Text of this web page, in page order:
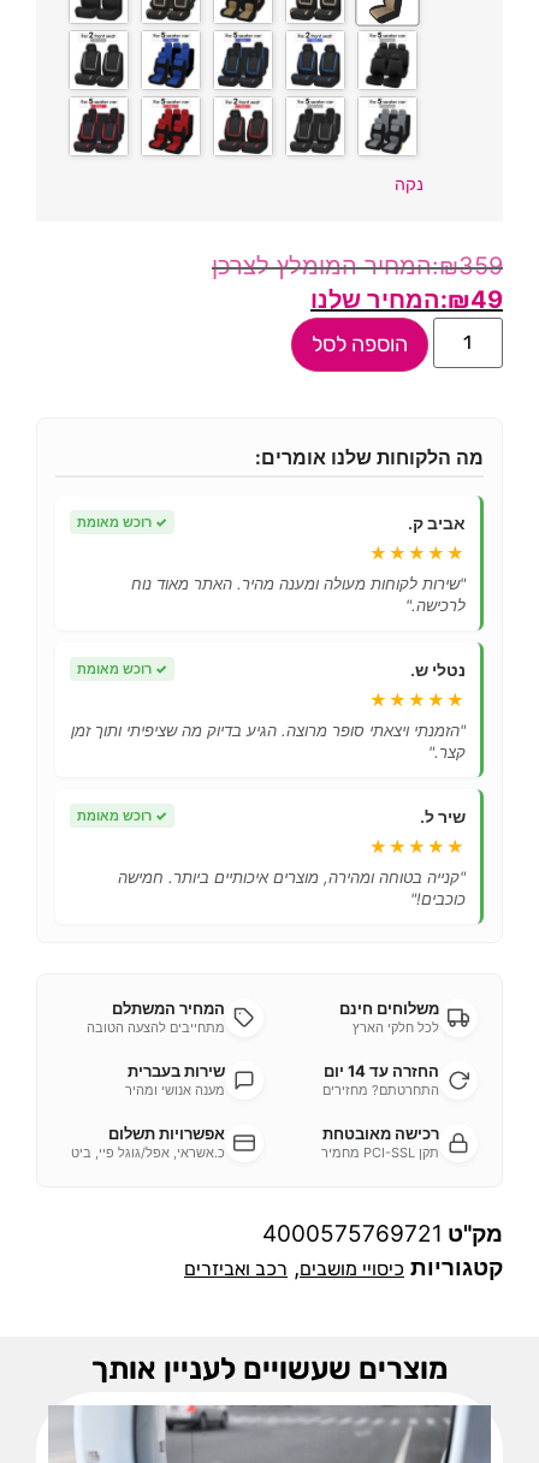
נקה
₪359
₪49
הוספה לסל
מה הלקוחות שלנו אומרים:
אביב ק. ✓ רוכש מאומת
★★★★★
"שירות לקוחות מעולה ומענה מהיר. האתר מאוד נוח
לרכישה."
נטלי ש. ✓ רוכש מאומת
★★★★★
"הזמנתי ויצאתי סופר מרוצה. הגיע בדיוק מה שציפיתי ותוך זמן
קצר."
שיר ל. ✓ רוכש מאומת
★★★★★
"קנייה בטוחה ומהירה, מוצרים איכותיים ביותר. חמישה
כוכבים!"
משלוחים חינם
לכל חלקי הארץ
המחיר המשתלם
מתחייבים להצעה הטובה
החזרה עד 14 יום
התחרטתם? מחזירים
שירות בעברית
מענה אנושי ומהיר
רכישה מאובטחת
תקן PCI-SSL מחמיר
אפשרויות תשלום
כ.אשראי, אפל/גוגל פיי, ביט
מק"ט 4000575769721
קטגוריות כיסויי מושבים, רכב ואביזרים
מוצרים שעשויים לעניין אותך